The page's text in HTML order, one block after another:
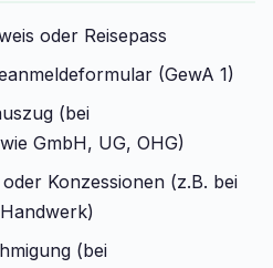
oder Reisepass
(GewA 1)
(bei
GmbH, UG, OHG)
Konzessionen (z.B. bei
(bei